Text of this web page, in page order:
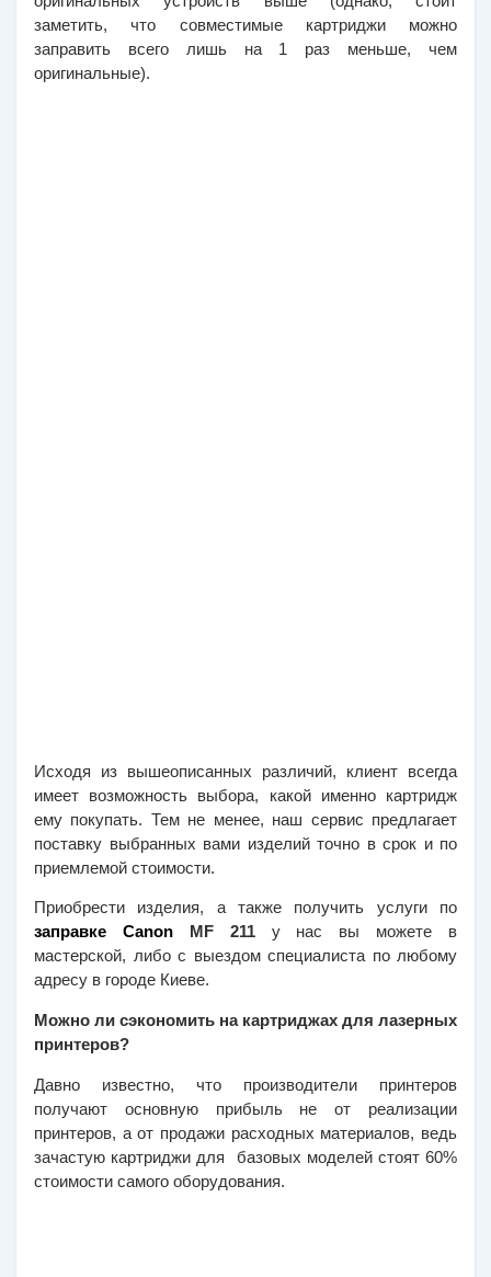
заметить, что совместимые картриджи можно
заправить всего лишь на 1 раз меньше, чем
оригинальные).
Исходя из вышеописанных различий, клиент всегда
имеет возможность выбора, какой именно картридж
ему покупать. Тем не менее, наш сервис предлагает
поставку выбранных вами изделий точно в срок и по
приемлемой стоимости.
Приобрести изделия, а также получить услуги по
заправке Canon MF 211 у нас вы можете в
мастерской, либо с выездом специалиста по любому
адресу в городе Киеве.
Можно ли сэкономить на картриджах для лазерных
принтеров?
Давно известно, что производители принтеров
получают основную прибыль не от реализации
принтеров, а от продажи расходных материалов, ведь
зачастую картриджи для  базовых моделей стоят 60%
стоимости самого оборудования.